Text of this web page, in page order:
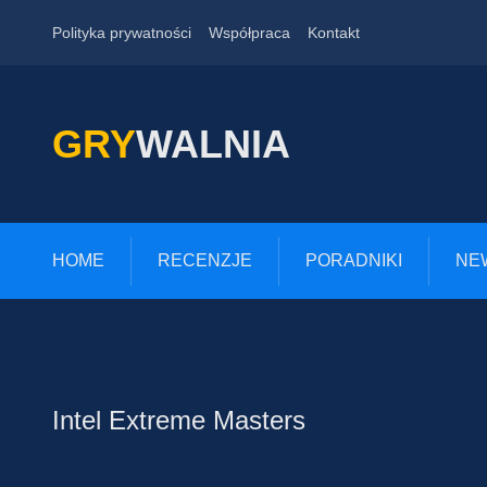
Polityka prywatności Współpraca Kontakt
GRYWALNIA
HOME RECENZJE PORADNIKI
Intel Extreme Masters